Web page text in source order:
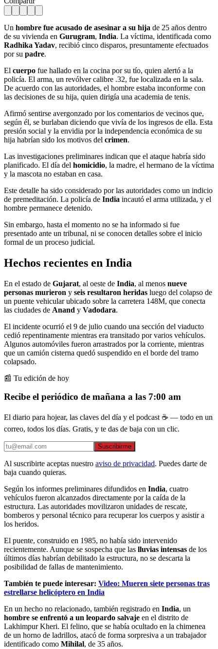
Un hombre fue acusado de asesinar a su hija de 25 años dentro
de su vivienda en Gurugram, India. La víctima, identificada como
Radhika Yadav, recibió cinco disparos, presuntamente efectuados
por su padre.
El cuerpo fue hallado en la cocina por su tío, quien alertó a la
policía. El arma, un revólver calibre .32, fue localizada en la sala.
De acuerdo con las autoridades, el hombre estaba inconforme con
las decisiones de su hija, quien dirigía una academia de tenis.
Afirmó sentirse avergonzado por los comentarios de vecinos que,
según él, se burlaban diciendo que vivía de los ingresos de ella. Esta
presión social y la envidia por la independencia económica de su
hija habrían sido los motivos del crimen.
Las investigaciones preliminares indican que el ataque habría sido
planificado. El día del homicidio, la madre, el hermano de la víctima
y la mascota no estaban en casa.
Este detalle ha sido considerado por las autoridades como un indicio
de premeditación. La policía de India incautó el arma utilizada, y el
hombre permanece detenido.
Sin embargo, hasta el momento no se ha informado si fue
presentado ante un tribunal, ni se conocen detalles sobre el inicio
formal de un proceso judicial.
Hechos recientes en India
En el estado de Gujarat, al oeste de India, al menos nueve
personas murieron y seis resultaron heridas luego del colapso de
un puente vehicular ubicado sobre la carretera 148M, que conecta
las ciudades de Anand y Vadodara.
El incidente ocurrió el 9 de julio cuando una sección del viaducto
cedió repentinamente mientras era transitado por varios vehículos.
Algunos automóviles fueron arrastrados por la corriente, mientras
que un camión cisterna quedó suspendido en el borde del tramo
colapsado.
📰 Tu edición de hoy
Recibe el periódico de mañana a las 7:00 am
El diario para hojear, las claves del día y el podcast ☕ — todo en un
correo, todos los días. Gratis, y te das de baja con un clic.
Suscribirme
Al suscribirte aceptas nuestro aviso de privacidad. Puedes darte de
baja cuando quieras.
Según los informes preliminares difundidos en India, cuatro
vehículos fueron alcanzados directamente por la caída de la
estructura. Las autoridades movilizaron unidades de rescate,
bomberos y personal técnico para recuperar los cuerpos y asistir a
los heridos.
El puente, construido en 1985, no había sido intervenido
recientemente. Aunque se sospecha que las lluvias intensas de los
últimos días habrían debilitado la estructura, no se descarta la
posibilidad de fallas de mantenimiento.
También te puede interesar: Video: Mueren siete personas tras
estrellarse helicóptero en India
En un hecho no relacionado, también registrado en India, un
hombre se enfrentó a un leopardo salvaje en el distrito de
Lakhimpur Kheri. El felino, que se había ocultado en la chimenea
de un horno de ladrillos, atacó de forma sorpresiva a un trabajador
identificado como Mihilal, de 35 años.